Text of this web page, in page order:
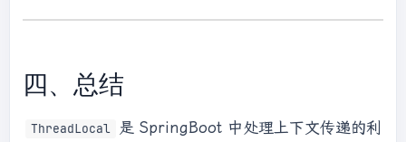
四、总结
ThreadLocal
是 SpringBoot 中处理上下文传递的利